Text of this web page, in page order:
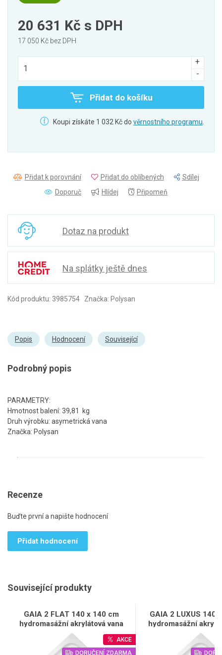
20 631 Kč s DPH
17 050 Kč bez DPH
Přidat do košíku
Koupi získáte 1 032 Kč do věrnostního programu.
Přidat k porovnání Přidat do oblíbených
Sdílej
Doporuč
Hlídej Připomeň
Dotaz na produkt
Na splátky ještě dnes
Kód produktu: 3985754 Značka: Polysan
Popis Hodnocení Související
Podrobný popis
PARAMETRY:
Hmotnost balení: 39,81 kg
Druh výrobku: asymetrická vana
Značka: Polysan
Recenze
Buďte první a napište hodnocení
Přidat hodnocení
Související produkty
GAIA 2 FLAT 140 x 140 cm
hydromasážní akrylátová vana
AKCE
DORUČENÍ ZDARMA
GAIA 2 LUXUS 140
hydromasážní